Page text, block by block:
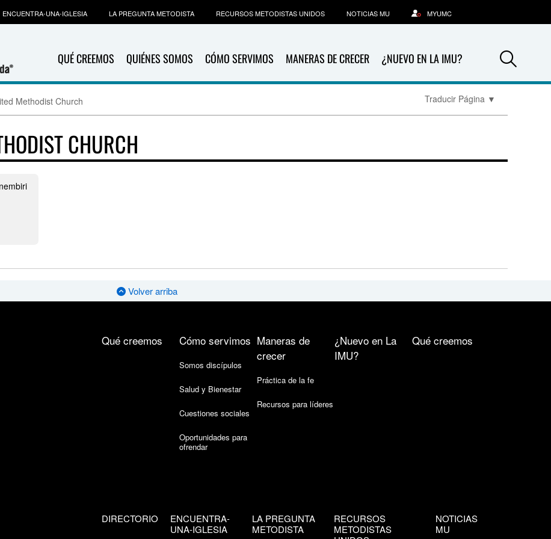
QUÉ CREEMOS QUIÉNES SOMOS CÓMO SERVIMOS MANERAS DE CRECER ¿NUEVO EN LA IMU?
ENCUENTRA-UNA-IGLESIA LA PREGUNTA METODISTA RECURSOS METODISTAS UNIDOS NOTICIAS MU MYUMC
Methodist Church Traducir Página ▼
CHURCH
Volver arriba
Qué creemos Cómo servimos
Somos discípulos
Salud y Bienestar
Cuestiones sociales
Oportunidades para
ofrendar
Maneras de
crecer
Práctica de la fe
Recursos para líderes
¿Nuevo en La
IMU?
Qué creemos
DIRECTORIO
ENCUENTRA-
UNA-IGLESIA
LA PREGUNTA
METODISTA
RECURSOS
METODISTAS
NOTICIAS
MU